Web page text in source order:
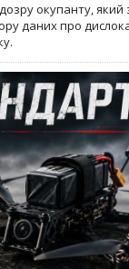
окупанту,
даних про